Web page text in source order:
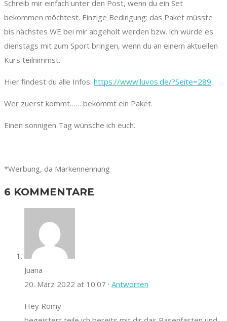
Schreib mir einfach unter den Post, wenn du ein Set
bekommen möchtest. Einzige Bedingung: das Paket müsste
bis nächstes WE bei mir abgeholt werden bzw. ich würde es
dienstags mit zum Sport bringen, wenn du an einem aktuellen
Kurs teilnimmst.
Hier findest du alle Infos: https://www.luvos.de/?Seite=289
Wer zuerst kommt…… bekommt ein Paket.
Einen sonnigen Tag wünsche ich euch.
*Werbung, da Markennennung
6 KOMMENTARE
Juana
20. März 2022 at 10:07 · Antworten
Hey Romy